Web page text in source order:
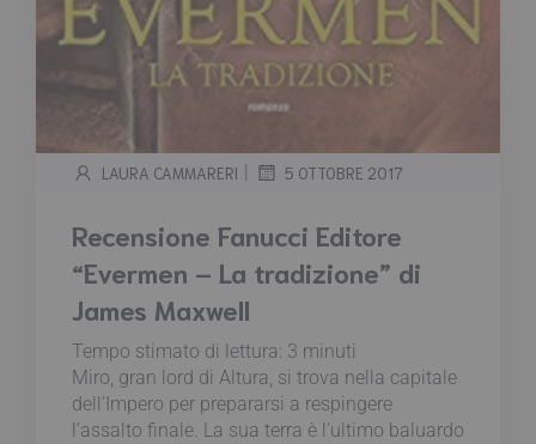
LAURA CAMMARERI | 5 OTTOBRE 2017
Recensione Fanucci Editore
“Evermen – La tradizione” di
James Maxwell
Tempo stimato di lettura: 3 minuti
Miro, gran lord di Altura, si trova nella capitale
dell’Impero per prepararsi a respingere
l’assalto finale. La sua terra è l’ultimo baluardo